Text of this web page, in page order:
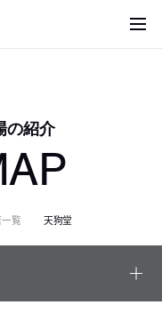
サイ
の紹介
覧 天狗堂